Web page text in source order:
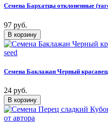
Семена Бархатцы отклоненные
97 руб.
Семена Баклажан Черный
24 руб.